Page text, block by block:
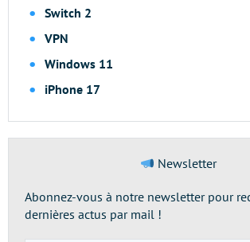
Switch 2
VPN
Windows 11
iPhone 17
Newsletter
Abonnez-vous à notre newsletter pour
dernières actus par mail !